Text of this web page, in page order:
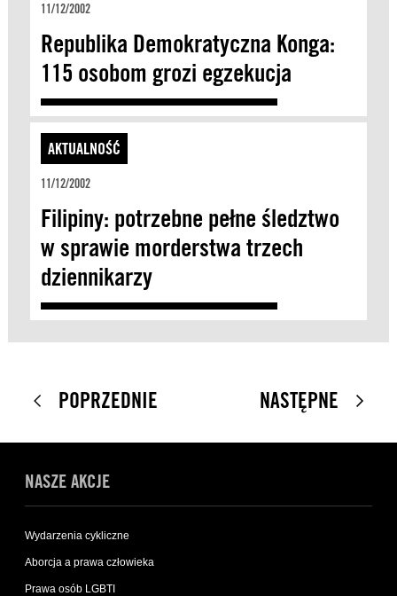
11/12/2002
Republika Demokratyczna Konga:
115 osobom grozi egzekucja
AKTUALNOŚĆ
11/12/2002
Filipiny: potrzebne pełne śledztwo
w sprawie morderstwa trzech
dziennikarzy
POPRZEDNIE NASTĘPNE
NASZE AKCJE
Wydarzenia cykliczne
Aborcja a prawa człowieka
Prawa osób LGBTI